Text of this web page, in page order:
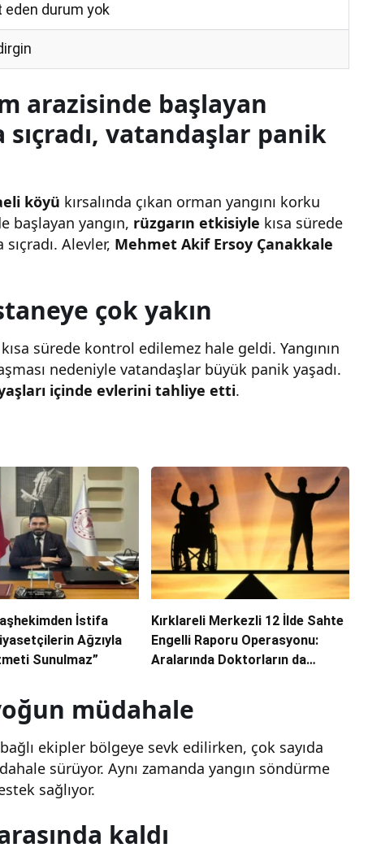
eden durum yok
arazisinde başlayan
vatandaşlar panik
köyü kırsalında çıkan orman yangını korku
başlayan yangın, rüzgarın etkisiyle kısa sürede
Alevler, Mehmet Akif Ersoy Çanakkale
çok yakın
sürede kontrol edilemez hale geldi. Yangının
nedeniyle vatandaşlar büyük panik yaşadı.
içinde evlerini tahliye etti.
İstifa
Ağzıyla
Sunulmaz”
Kırklareli Merkezli 12 İlde Sahte
Engelli Raporu Operasyonu:
Aralarında Doktorların da
müdahale
ekipler bölgeye sevk edilirken, çok sayıda
sürüyor. Aynı zamanda yangın söndürme
sağlıyor.
kaldı